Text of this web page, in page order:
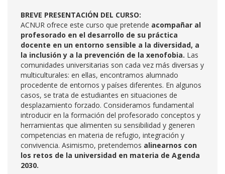
BREVE PRESENTACIÓN DEL CURSO:
ACNUR ofrece este curso que pretende acompañar al
profesorado en el desarrollo de su práctica
docente en un entorno sensible a la diversidad, a
la inclusión y a la prevención de la xenofobia. Las
comunidades universitarias son cada vez más diversas y
multiculturales: en ellas, encontramos alumnado
procedente de entornos y países diferentes. En algunos
casos, se trata de estudiantes en situaciones de
desplazamiento forzado. Consideramos fundamental
introducir en la formación del profesorado conceptos y
herramientas que alimenten su sensibilidad y generen
competencias en materia de refugio, integración y
convivencia. Asimismo, pretendemos alinearnos con
los retos de la universidad en materia de Agenda
2030.